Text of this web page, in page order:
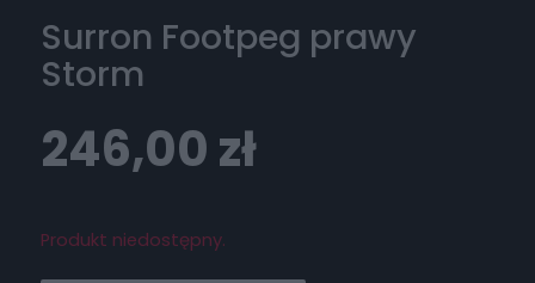
Surron Footpeg prawy
Storm
246,00zł
Produkt niedostępny.